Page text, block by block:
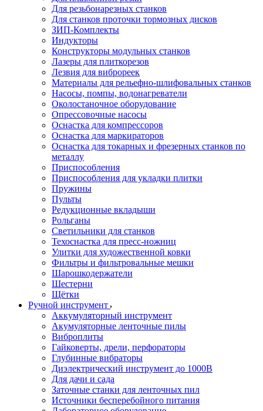
Для резьбонарезных станков
Для станков проточки тормозных дисков
ЗИП-Комплекты
Индукторы
Конструкторы модульных станков
Лазеры для плиткорезов
Лезвия для виброреек
Материалы для рельефно-шлифовальных станков
Насосы, помпы, водонагреватели
Околостаночное оборудование
Опрессовочные насосы
Оснастка для компрессоров
Оснастка для маркираторов
Оснастка для токарных и фрезерных станков по
металлу
Приспособления
Приспособления для укладки плитки
Пружины
Пульты
Редукционные вкладыши
Рольганы
Светильники для станков
Техоснастка для пресс-ножниц
Улитки для художественной ковки
Фильтры и фильтровальные мешки
Шарошкодержатели
Шестерни
Щётки
Ручной инструмент
Аккумуляторный инструмент
Акумуляторные ленточные пилы
Виброплиты
Гайковерты, дрели, перфораторы
Глубинные вибраторы
Диэлектрический инструмент до 1000В
Для дачи и сада
Заточные станки для ленточных пил
Источники бесперебойного питания